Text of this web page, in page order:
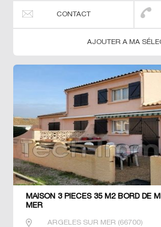
CONTACT
AJOUTER A MA
MAISON 3 PIECES 35 M2 BORD DE
MER
ARGELES SUR MER (66700)